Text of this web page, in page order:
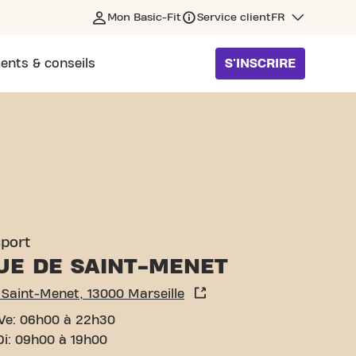
Mon Basic-Fit Service client FR
& conseils S'INSCRIRE
DE SAINT-MENET
Saint-Menet, 13000 Marseille
06h00 à 22h30
09h00 à 19h00